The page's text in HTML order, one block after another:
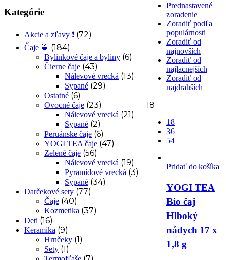
Kategórie
Akcie a zľavy ❗ (72)
Čaje 🍵 (184)
Bylinkové čaje a byliny (6)
Čierne čaje (43)
Nálevové vrecká (13)
Sypané (29)
Ostatné (6)
Ovocné čaje (23)
Nálevové vrecká (21)
Sypané (2)
Peruánske čaje (6)
YOGI TEA čaje (47)
Zelené čaje (56)
Nálevové vrecká (19)
Pyramídové vrecká (3)
Sypané (34)
Darčekové sety (77)
Čaje (40)
Kozmetika (37)
Deti (16)
Keramika (9)
Hrnčeky (1)
Sety (1)
Prednastavené
zoradenie
Zoradiť podľa
populárnosti
Zoradiť od
najnovších
Zoradiť od
najlacnejších
Zoradiť od
najdrahších
18
18
36
54
Pridať do košíka
YOGI TEA
Bio čaj
Hlboký
nádych 17 x
1,8 g